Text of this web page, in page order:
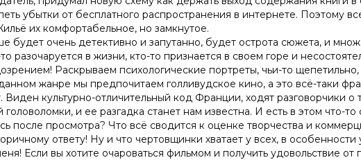
убытки от бесплатного распространения в интернете. Поэтому
их комфортабельное, но замкнутое.
будет очень детективно и запутанно, будет острота сюжета, и
разочаруется в жизни, кто-то признается в своем горе и
Раскрываем психологические портреты, чьи-то
жанре мы предпочитаем голливудское кино, а это всё-таки
Виден культурно-отличительный код Франции, ходят разговорчики
и ее разгадка станет нам известна. И есть в этом что-
после просмотра? Что всё сводится к оценке творчества и
ответу! Ну и что чертовщинки хватает у всех, в особенности
Если вы хотите очароваться фильмом и получить удовольствие